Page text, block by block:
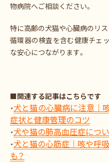
物病院へご相談ください。
特に高齢の犬猫や心臓病のリス
循環器の検査を含む健康チェ
な安心につながります。
■関連する記事はこちらです
・犬と猫の心臓病に注意｜
症状と健康管理のコツ
・犬や猫の肺高血圧症につ
・犬と猫の心筋症｜咳や呼
も？